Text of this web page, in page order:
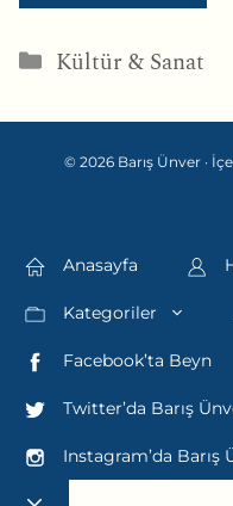
Kategoriler
Kültür & Sanat
© 2026 Barış Ünver ·
Anasayfa
Kategoriler
Facebook’ta Beyn
Twitter’da Barış
Instagram’da Barış